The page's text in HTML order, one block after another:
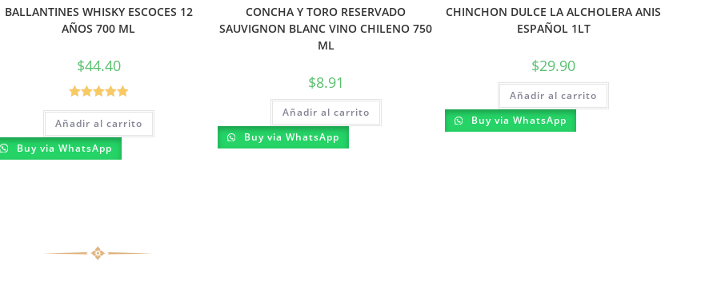
BALLANTINES WHISKY ESCOCES 12
AÑOS 700 ML
$44.40
Valorado con
5.00de 5
Añadir al carrito
Buy via WhatsApp
CONCHA Y TORO RESERVADO
SAUVIGNON BLANC VINO CHILENO 750
ML
$8.91
Añadir al carrito
Buy via WhatsApp
CHINCHON DULCE LA ALCHOLERA ANIS
ESPAÑOL 1LT
$29.90
Añadir al carrito
Buy via WhatsApp